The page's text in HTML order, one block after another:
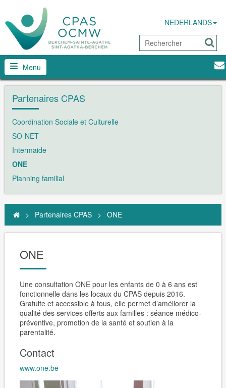
NEDERLANDS
Menu
Partenaires CPAS
Coordination Sociale et Culturelle
SO-NET
Intermaide
ONE
Planning familial
> Partenaires CPAS > ONE
ONE
Une consultation ONE pour les enfants de 0 à 6 ans est
fonctionnelle dans les locaux du CPAS depuis 2016.
Gratuite et accessible à tous, elle permet d’améliorer la
qualité des services offerts aux familles : séance médico-
préventive, promotion de la santé et soutien à la
parentalité.
Contact
www.one.be